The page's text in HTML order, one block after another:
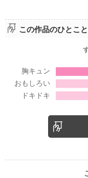
この作品のひとこ